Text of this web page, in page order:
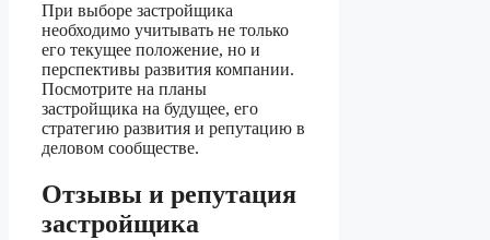
При выборе застройщика
необходимо учитывать не только
его текущее положение, но и
перспективы развития компании.
Посмотрите на планы
застройщика на будущее, его
стратегию развития и репутацию в
деловом сообществе.
Отзывы и репутация
застройщика